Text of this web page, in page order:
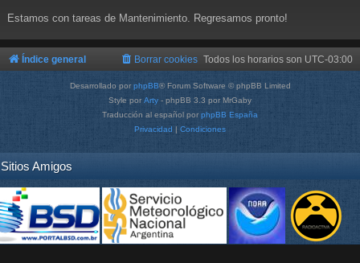
Estamos con tareas de Mantenimiento. Regresamos pronto!
Índice general Todos los horarios son UTC-03:00
Borrar cookies
Desarrollado por phpBB® Forum Software © phpBB Limited
Style por Arty - phpBB 3.3 por MrGaby
Traducción al español por phpBB España
Privacidad | Condiciones
Sitios Amigos